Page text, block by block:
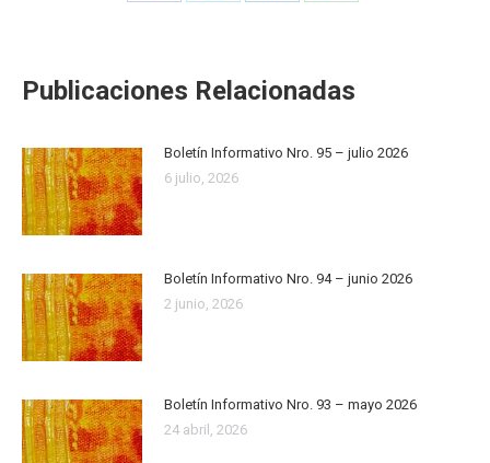
Publicaciones Relacionadas
Boletín Informativo Nro. 95 – julio 2026
6 julio, 2026
Boletín Informativo Nro. 94 – junio 2026
2 junio, 2026
Boletín Informativo Nro. 93 – mayo 2026
24 abril, 2026